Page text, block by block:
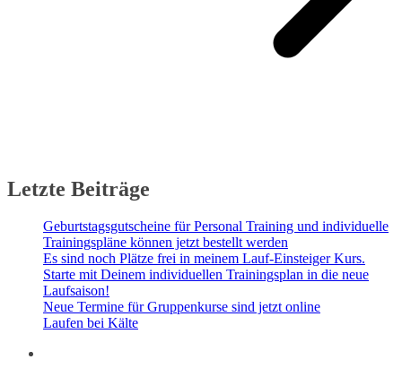
Letzte Beiträge
Geburtstagsgutscheine für Personal Training und individuelle
Trainingspläne können jetzt bestellt werden
Es sind noch Plätze frei in meinem Lauf-Einsteiger Kurs.
Starte mit Deinem individuellen Trainingsplan in die neue
Laufsaison!
Neue Termine für Gruppenkurse sind jetzt online
Laufen bei Kälte